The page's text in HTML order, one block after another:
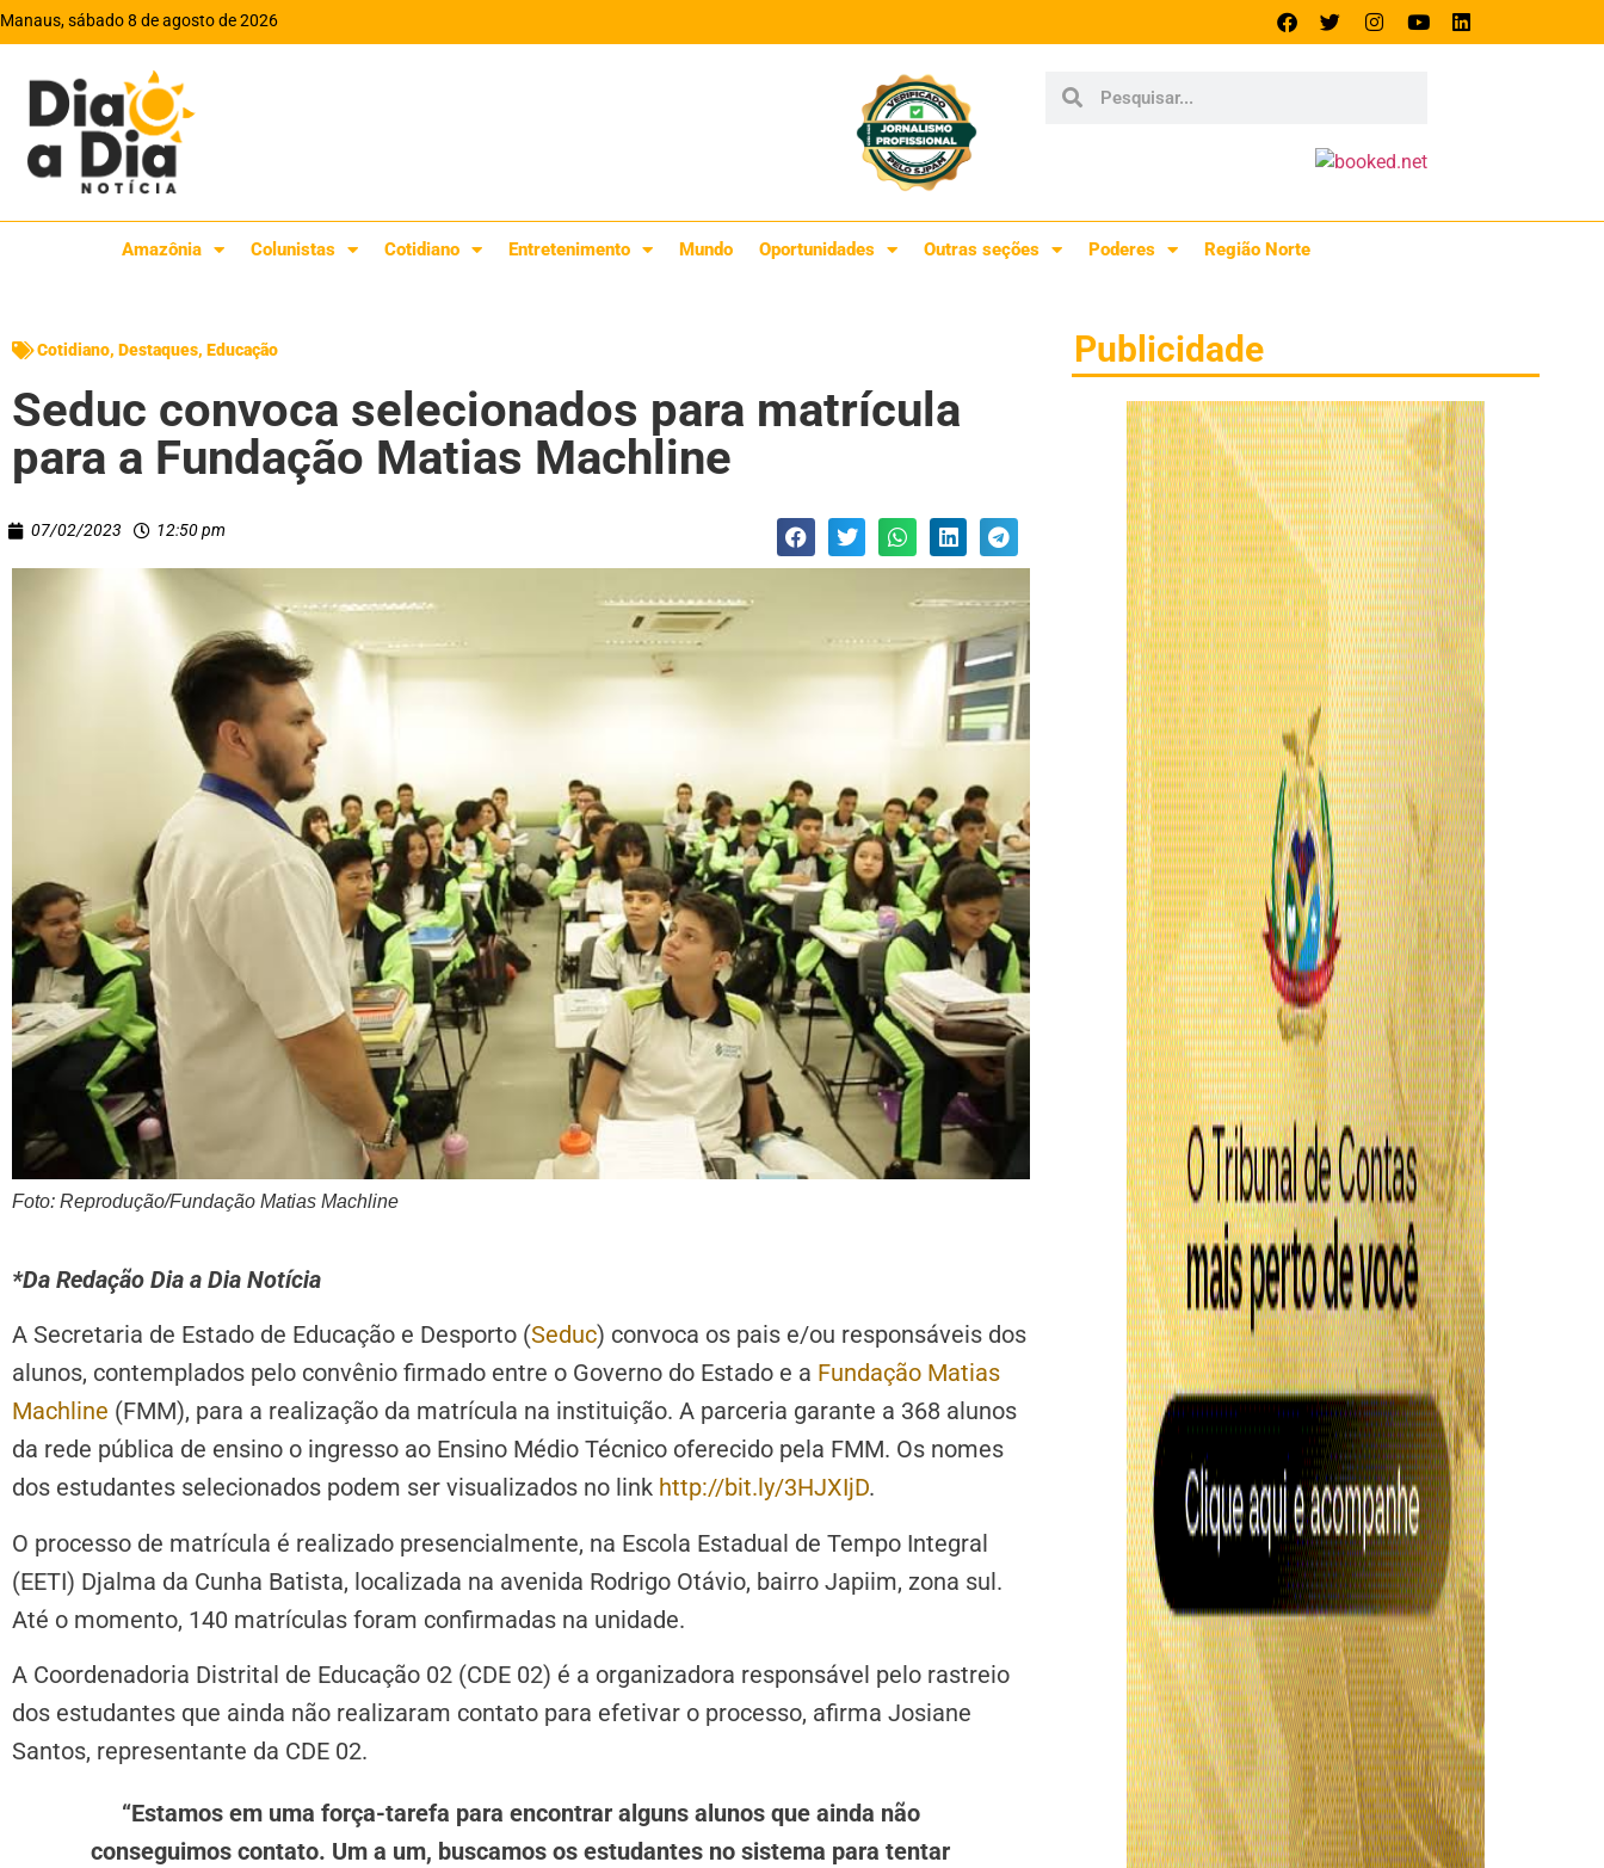
Manaus, sábado 8 de agosto de 2026
Amazônia Colunistas Cotidiano Entretenimento Mundo Oportunidades Outras seções Poderes Região Norte
Cotidiano, Destaques, Educação
Seduc convoca selecionados para matrícula
para a Fundação Matias Machline
07/02/2023 12:50 pm
Foto: Reprodução/Fundação Matias Machline
*Da Redação Dia a Dia Notícia
A Secretaria de Estado de Educação e Desporto (Seduc) convoca os pais e/ou responsáveis dos
alunos, contemplados pelo convênio firmado entre o Governo do Estado e a Fundação Matias
Machline (FMM), para a realização da matrícula na instituição. A parceria garante a 368 alunos
da rede pública de ensino o ingresso ao Ensino Médio Técnico oferecido pela FMM. Os nomes
dos estudantes selecionados podem ser visualizados no link http://bit.ly/3HJXIjD.
O processo de matrícula é realizado presencialmente, na Escola Estadual de Tempo Integral
(EETI) Djalma da Cunha Batista, localizada na avenida Rodrigo Otávio, bairro Japiim, zona sul.
Até o momento, 140 matrículas foram confirmadas na unidade.
A Coordenadoria Distrital de Educação 02 (CDE 02) é a organizadora responsável pelo rastreio
dos estudantes que ainda não realizaram contato para efetivar o processo, afirma Josiane
Santos, representante da CDE 02.
“Estamos em uma força-tarefa para encontrar alguns alunos que ainda não
conseguimos contato. Um a um, buscamos os estudantes no sistema para tentar
Publicidade